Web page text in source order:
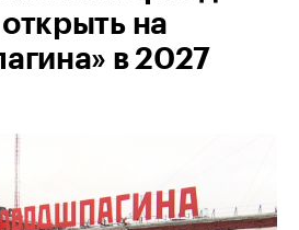
на
в 2027